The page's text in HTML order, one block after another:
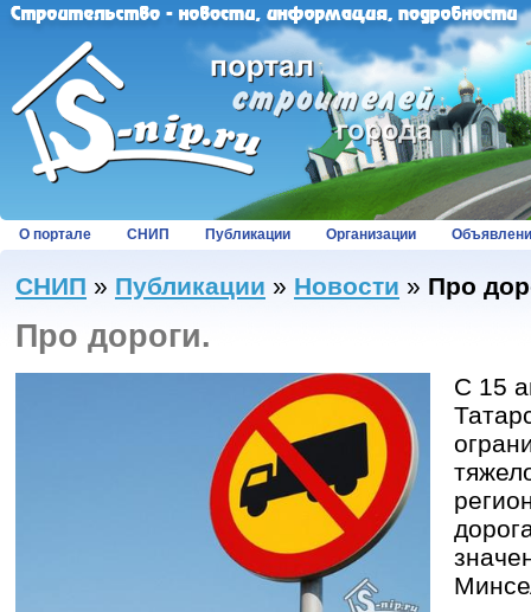
О портале СНИП Публикации Организации
СНИП » Публикации » Новости » Про
Про дороги.
С 15